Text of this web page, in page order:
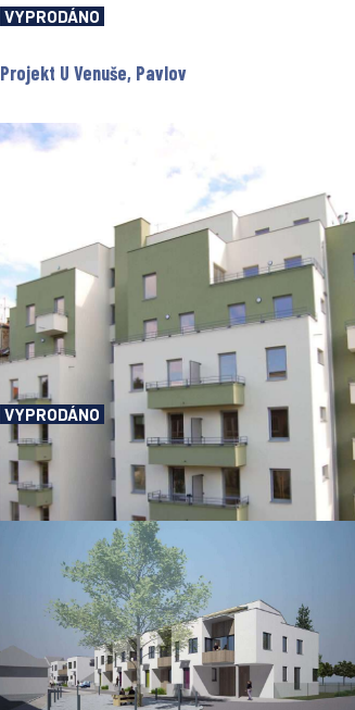
VYPRODÁNO
Projekt U Venuše, Pavlov
VYPRODÁNO
Bytový dům Francouzská, Brno